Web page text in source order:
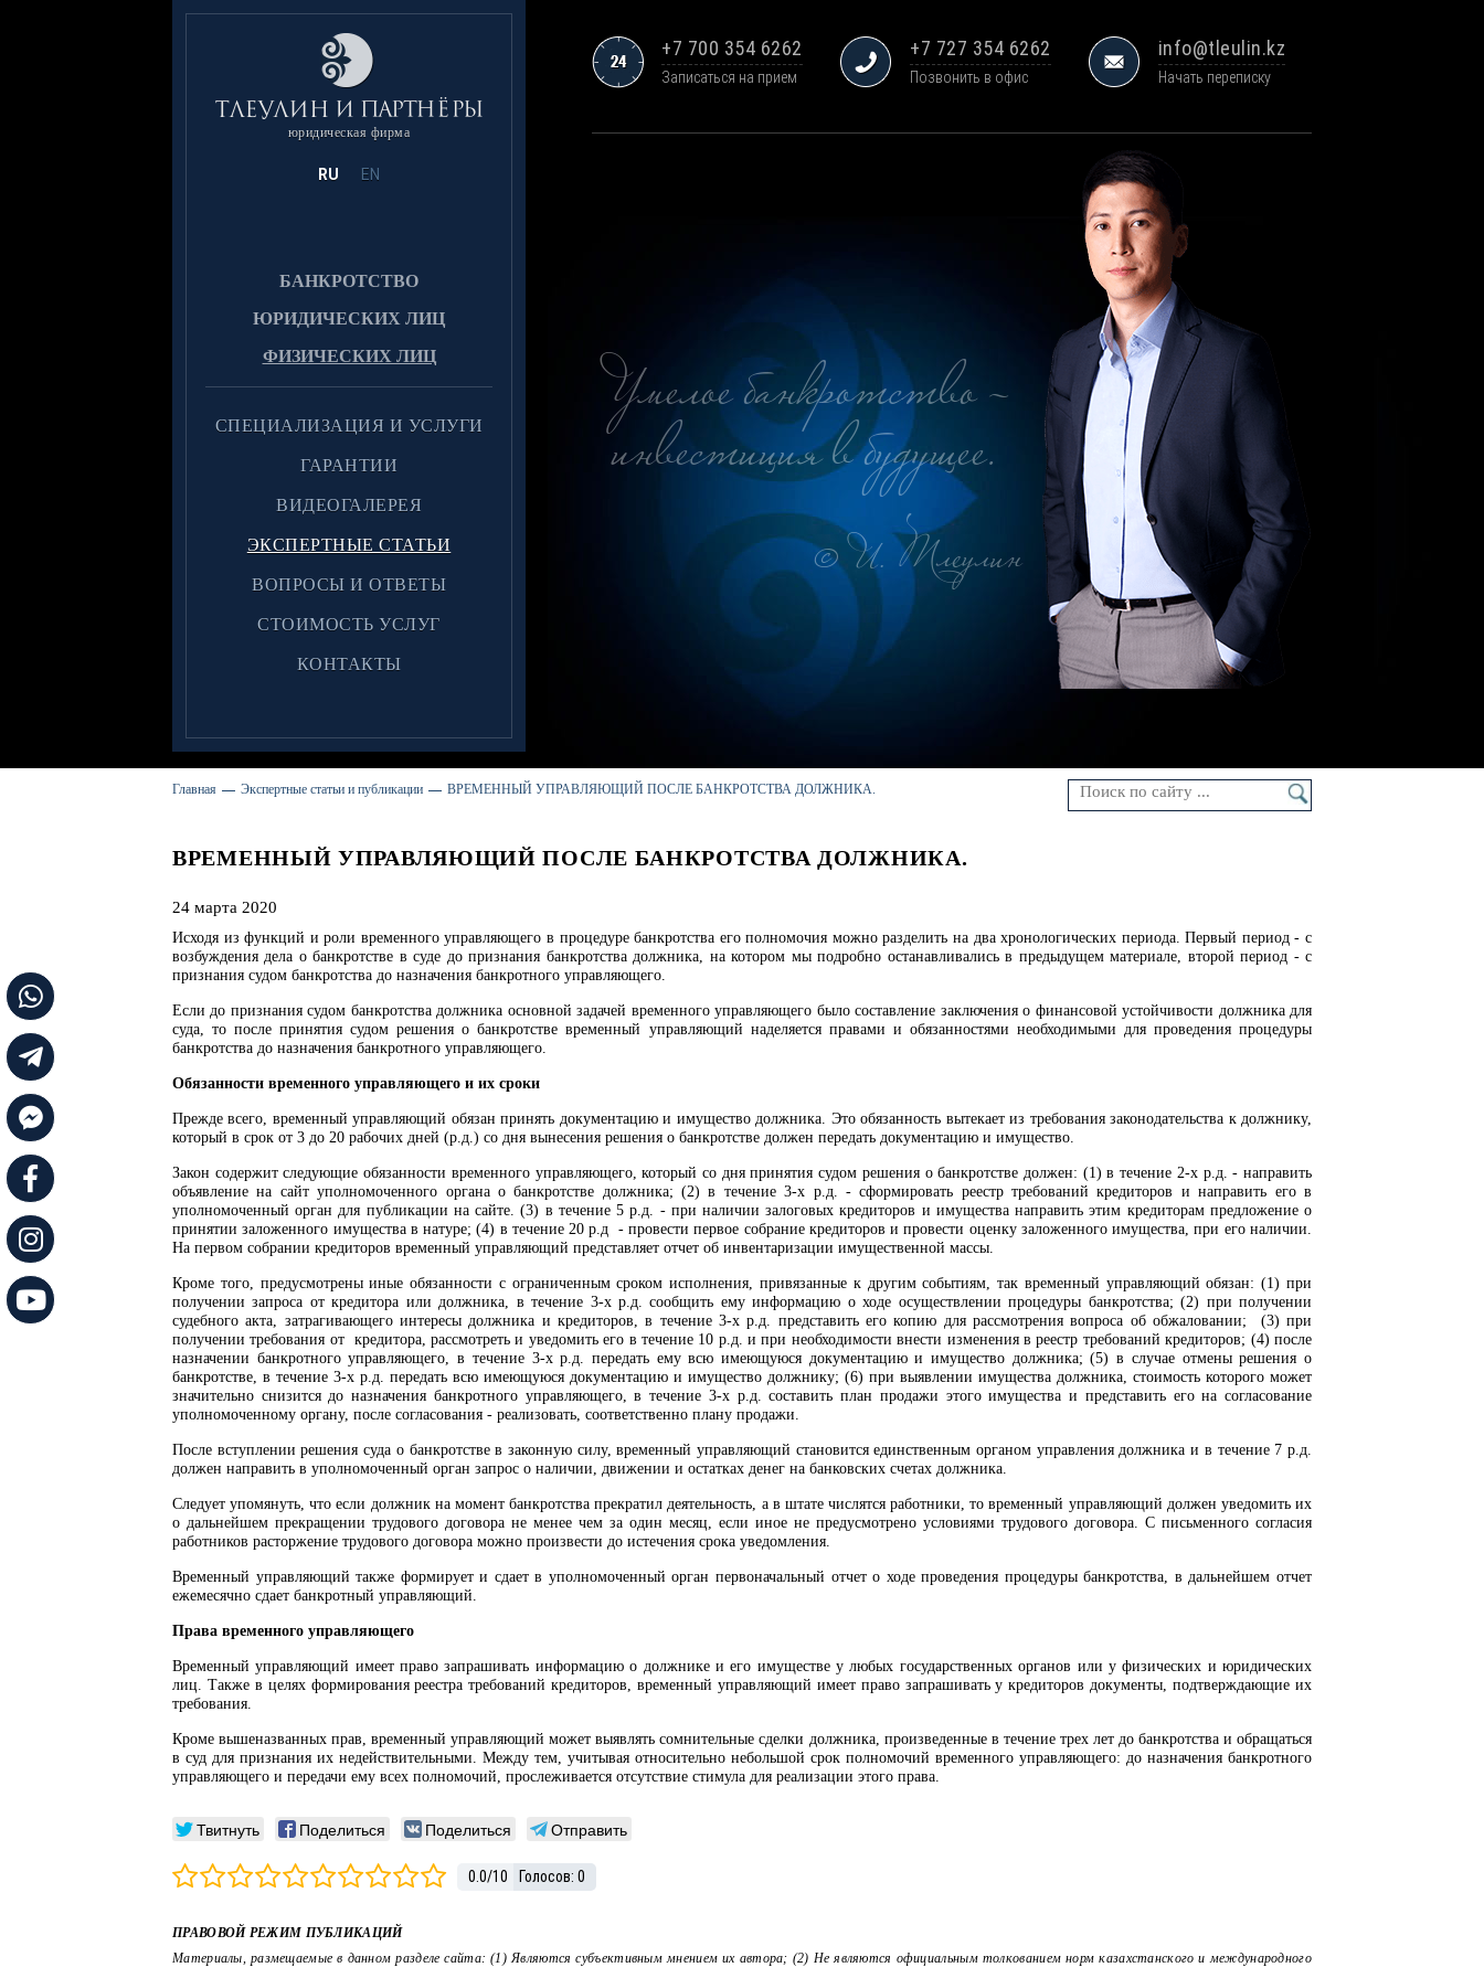
+7 700 354 6262
Записаться на прием
+7 727 354 6262
Позвонить в офис
info@tleulin.kz
Начать переписку
Умелое банкротство –
инвестиция в будущее.
© И. Тлеулин
юридическая фирма
RU EN
БАНКРОТСТВО
ЮРИДИЧЕСКИХ ЛИЦ
ФИЗИЧЕСКИХ ЛИЦ
CПЕЦИАЛИЗАЦИЯ И УСЛУГИ
ГАРАНТИИ
ВИДЕОГАЛЕРЕЯ
ЭКСПЕРТНЫЕ СТАТЬИ
ВОПРОСЫ И ОТВЕТЫ
CТОИМОСТЬ УСЛУГ
КОНТАКТЫ
Главная Экспертные статьи и публикации ВРЕМЕННЫЙ УПРАВЛЯЮЩИЙ ПОСЛЕ БАНКРОТСТВА ДОЛЖНИКА.
ВРЕМЕННЫЙ УПРАВЛЯЮЩИЙ ПОСЛЕ БАНКРОТСТВА ДОЛЖНИКА.
24 марта 2020
Исходя из функций и роли временного управляющего в процедуре банкротства его полномочия можно разделить на два хронологических периода. Первый период - с
возбуждения дела о банкротстве в суде до признания банкротства должника, на котором мы подробно останавливались в предыдущем материале, второй период - с
признания судом банкротства до назначения банкротного управляющего.
Если до признания судом банкротства должника основной задачей временного управляющего было составление заключения о финансовой устойчивости должника для
суда, то после принятия судом решения о банкротстве временный управляющий наделяется правами и обязанностями необходимыми для проведения процедуры
банкротства до назначения банкротного управляющего.
Обязанности временного управляющего и их сроки
Прежде всего, временный управляющий обязан принять документацию и имущество должника. Это обязанность вытекает из требования законодательства к должнику,
который в срок от 3 до 20 рабочих дней (р.д.) со дня вынесения решения о банкротстве должен передать документацию и имущество.
Закон содержит следующие обязанности временного управляющего, который со дня принятия судом решения о банкротстве должен: (1) в течение 2-х р.д. - направить
объявление на сайт уполномоченного органа о банкротстве должника; (2) в течение 3-х р.д. - сформировать реестр требований кредиторов и направить его в
уполномоченный орган для публикации на сайте. (3) в течение 5 р.д. - при наличии залоговых кредиторов и имущества направить этим кредиторам предложение о
принятии заложенного имущества в натуре; (4) в течение 20 р.д - провести первое собрание кредиторов и провести оценку заложенного имущества, при его наличии.
На первом собрании кредиторов временный управляющий представляет отчет об инвентаризации имущественной массы.
Кроме того, предусмотрены иные обязанности с ограниченным сроком исполнения, привязанные к другим событиям, так временный управляющий обязан: (1) при
получении запроса от кредитора или должника, в течение 3-х р.д. сообщить ему информацию о ходе осуществлении процедуры банкротства; (2) при получении
судебного акта, затрагивающего интересы должника и кредиторов, в течение 3-х р.д. представить его копию для рассмотрения вопроса об обжаловании; (3) при
получении требования от кредитора, рассмотреть и уведомить его в течение 10 р.д. и при необходимости внести изменения в реестр требований кредиторов; (4) после
назначении банкротного управляющего, в течение 3-х р.д. передать ему всю имеющуюся документацию и имущество должника; (5) в случае отмены решения о
банкротстве, в течение 3-х р.д. передать всю имеющуюся документацию и имущество должнику; (6) при выявлении имущества должника, стоимость которого может
значительно снизится до назначения банкротного управляющего, в течение 3-х р.д. составить план продажи этого имущества и представить его на согласование
уполномоченному органу, после согласования - реализовать, соответственно плану продажи.
После вступлении решения суда о банкротстве в законную силу, временный управляющий становится единственным органом управления должника и в течение 7 р.д.
должен направить в уполномоченный орган запрос о наличии, движении и остатках денег на банковских счетах должника.
Следует упомянуть, что если должник на момент банкротства прекратил деятельность, а в штате числятся работники, то временный управляющий должен уведомить их
о дальнейшем прекращении трудового договора не менее чем за один месяц, если иное не предусмотрено условиями трудового договора. С письменного согласия
работников расторжение трудового договора можно произвести до истечения срока уведомления.
Временный управляющий также формирует и сдает в уполномоченный орган первоначальный отчет о ходе проведения процедуры банкротства, в дальнейшем отчет
ежемесячно сдает банкротный управляющий.
Права временного управляющего
Временный управляющий имеет право запрашивать информацию о должнике и его имуществе у любых государственных органов или у физических и юридических
лиц. Также в целях формирования реестра требований кредиторов, временный управляющий имеет право запрашивать у кредиторов документы, подтверждающие их
требования.
Кроме вышеназванных прав, временный управляющий может выявлять сомнительные сделки должника, произведенные в течение трех лет до банкротства и обращаться
в суд для признания их недействительными. Между тем, учитывая относительно небольшой срок полномочий временного управляющего: до назначения банкротного
управляющего и передачи ему всех полномочий, прослеживается отсутствие стимула для реализации этого права.
Твитнуть Поделиться Поделиться Отправить
0.0/10 Голосов:0
ПРАВОВОЙ РЕЖИМ ПУБЛИКАЦИЙ
Материалы, размещаемые в данном разделе сайта: (1) Являются субъективным мнением их автора; (2) Не являются официальным толкованием норм казахстанского и международного